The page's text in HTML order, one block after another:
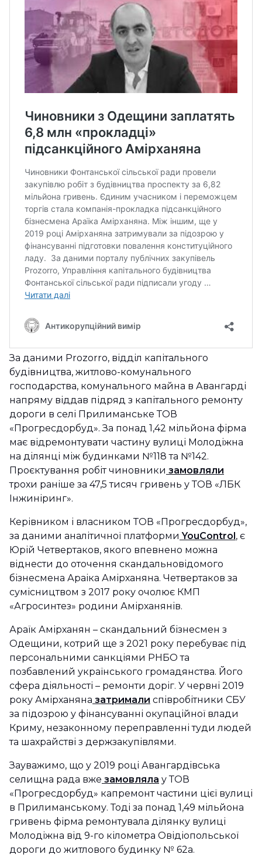
За даними Prozorro, відділ капітального
будівництва, житлово-комунального
господарства, комунального майна в Авангарді
напряму віддав підряд з капітального ремонту
дороги в селі Прилиманське ТОВ
«Прогресдорбуд». За понад 1,42 мільйона фірма
має відремонтувати частину вулиці Молодіжна
на ділянці між будинками №118 та №142.
Проєктування робіт чиновники замовляли
трохи раніше за 47,5 тисяч гривень у ТОВ «ЛБК
Інжиніринг».
Керівником і власником ТОВ «Прогресдорбуд»,
за даними аналітичної платформи YouControl, є
Юрій Четвертаков, якого впевнено можна
віднести до оточення скандальновідомого
бізнесмена Араіка Амірханяна. Четвертаков за
сумісництвом з 2017 року очолює КМП
«Агросинтез» родини Амірханянів.
Араїк Амірханян – скандальний бізнесмен з
Одещини, котрий ще з 2021 року перебуває під
персональними санкціями РНБО та
позбавлений українського громадянства. Його
сфера діяльності – ремонти доріг. У червні 2019
року Амірханяна затримали співробітники СБУ
за підозрою у фінансуванні окупаційної влади
Криму, незаконному переправленні туди людей
та шахрайстві з держзакупівлями.
Зауважимо, що у 2019 році Авангардівська
селищна рада вже замовляла у ТОВ
«Прогресдорбуд» капремонт частини цієї вулиці
в Прилиманському. Тоді за понад 1,49 мільйона
гривень фірма ремонтувала ділянку вулиці
Молодіжна від 9-го кілометра Овідіопольської
дороги до житлового будинку № 62а.